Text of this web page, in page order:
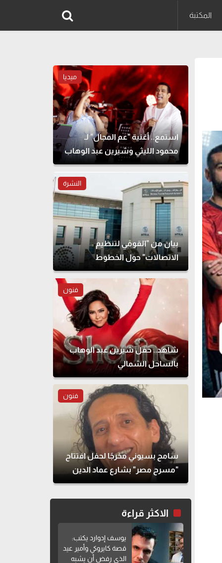
المكتبة
ميديا
استمع.. أغنية "عم المجال" لـ
محمود الليثي وشيرين عبد الوهاب
النشرة
بيان من "القومي لتنظيم
الاتصالات" حول الخطوط
المسجلة بأسماء مواطنين دون
علمهم
فنون
شاهد.. حفل شيرين عبد الوهاب
بالساحل الشمالي
فنون
سامح بسيوني مخرجًا لحفل افتتاح
"مسرح مصر" بشارع عماد الدين
الاكثر قراءة
يوسف إدوارد يكتب:
قصة كايروكي وأمير عيد
الذي رفض أن يشبه